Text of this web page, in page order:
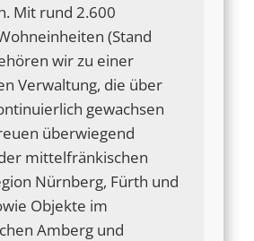
Mit rund 2.600
(Stand
wir zu einer
Verwaltung, die über
gewachsen
überwiegend
mittelfränkischen
Nürnberg, Fürth und
Objekte im
Amberg und